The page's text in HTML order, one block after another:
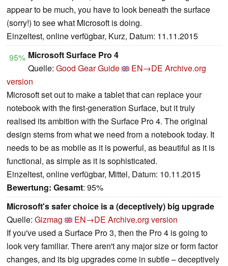
appear to be much, you have to look beneath the surface
(sorry!) to see what Microsoft is doing.
Einzeltest, online verfügbar, Kurz, Datum: 11.11.2015
95% Microsoft Surface Pro 4
Quelle: Good Gear Guide EN→DE Archive.org
version
Microsoft set out to make a tablet that can replace your
notebook with the first-generation Surface, but it truly
realised its ambition with the Surface Pro 4. The original
design stems from what we need from a notebook today. It
needs to be as mobile as it is powerful, as beautiful as it is
functional, as simple as it is sophisticated.
Einzeltest, online verfügbar, Mittel, Datum: 10.11.2015
Bewertung: Gesamt: 95%
Microsoft's safer choice is a (deceptively) big upgrade
Quelle: Gizmag EN→DE Archive.org version
If you've used a Surface Pro 3, then the Pro 4 is going to
look very familiar. There aren't any major size or form factor
changes, and its big upgrades come in subtle – deceptively